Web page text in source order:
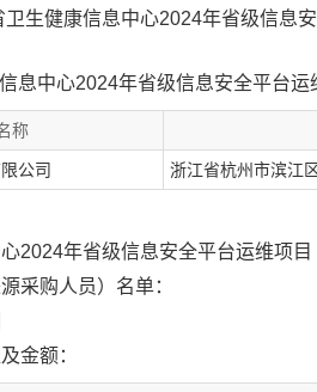
卫生健康信息中心2024年省级信息
息中心2024年省级信息安全平台运
称
公司 浙江省杭州市滨江
2024年省级信息安全平台运维项目
采购人员）名单：
金额：